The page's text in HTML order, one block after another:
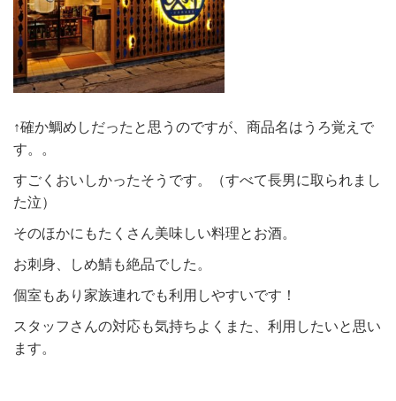
↑確か鯛めしだったと思うのですが、商品名はうろ覚えで
す。。
すごくおいしかったそうです。（すべて長男に取られまし
た泣）
そのほかにもたくさん美味しい料理とお酒。
お刺身、しめ鯖も絶品でした。
個室もあり家族連れでも利用しやすいです！
スタッフさんの対応も気持ちよくまた、利用したいと思い
ます。